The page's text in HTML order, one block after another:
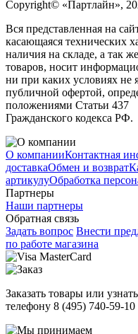
Copyright© «Партлайн»,
Вся представленная на
касающаяся технических
наличия на складе, а так
товаров, носит
ни при каких условиях не
публичной офертой,
положениями Статьи 437
Гражданского кодекса РФ.
О компанииКонтактная
доставкаОбмен и возврат
артикулуОбработка
Партнеры
Наши партнеры
Обратная связь
Задать вопрос Внести
по работе магазина
Заказать товары или
телефону 8 (495) 740-59-10